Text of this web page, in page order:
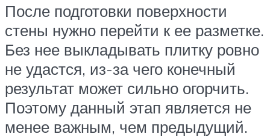
После подготовки поверхности
стены нужно перейти к ее разметке.
Без нее выкладывать плитку ровно
не удастся, из-за чего конечный
результат может сильно огорчить.
Поэтому данный этап является не
менее важным, чем предыдущий.